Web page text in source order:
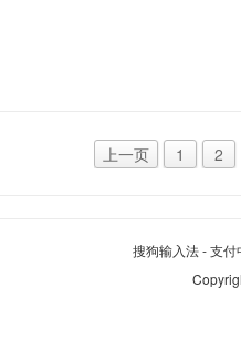
上一页 1 2
搜狗输入法-支付